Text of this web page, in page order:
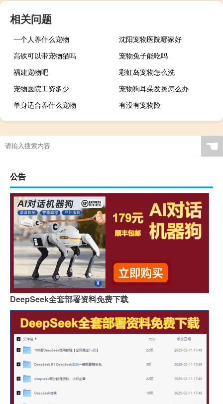
相关问题
一个人养什么宠物
沈阳宠物医院哪家好
高铁可以带宠物猫吗
宠物兔子能吃吗
福建宠物吧
彩虹岛宠物怎么洗
宠物医院工资多少
宠物狗耳朵发炎怎么办
单身适合养什么宠物
有没有宠物险
☚
公告
DeepSeek全套部署资料免费下载